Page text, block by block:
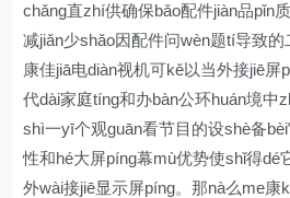
chǎng直zhí供确保bǎo配件jiàn品pǐn
减jiǎn少shǎo因配件问wèn题tí导致
康佳jiā电diàn视机可kě以当外接jiē屏
代dài家庭tíng和办bàn公环huán境中
shì一yī个观guān看节目的设shè备
性和hé大屏píng幕mù优势使shǐ得dé
外wài接jiē显示屏píng。那nà么me康